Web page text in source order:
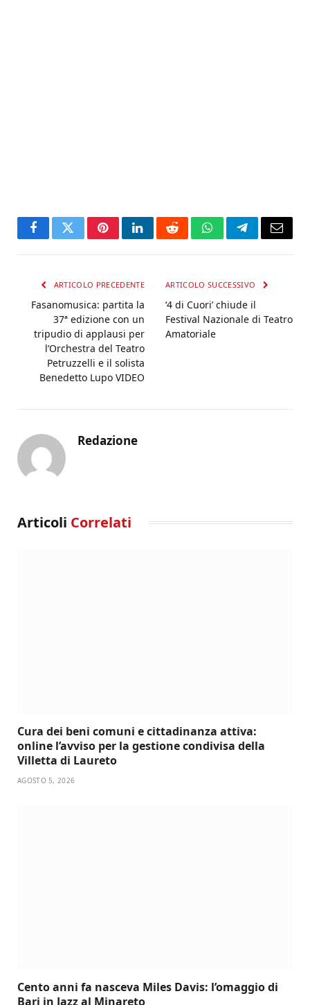
FacebookTwitterPinterestLinkedInRedditWhatsAppTelegramEmail
ARTICOLO PRECEDENTE
Fasanomusica: partita la
37ª edizione con un
tripudio di applausi per
l’Orchestra del Teatro
Petruzzelli e il solista
Benedetto Lupo VIDEO
ARTICOLO SUCCESSIVO
‘4 di Cuori’ chiude il
Festival Nazionale di Teatro
Amatoriale
Redazione
Articoli Correlati
Cura dei beni comuni e cittadinanza attiva:
online l’avviso per la gestione condivisa della
Villetta di Laureto
AGOSTO 5, 2026
Cento anni fa nasceva Miles Davis: l’omaggio di
Bari in Jazz al Minareto